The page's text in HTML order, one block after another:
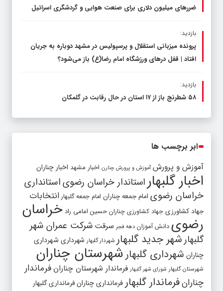
ضررهای میلیون دلاری برای صنعت هوایی و گردشگری اسرائیل
بازدید:
پرونده میزبانی استقلال و پرسپولیس در مشهد دوباره به جریان
افتاد | قفل در‌های ورزشگاه امام رضا(ع) باز می‌شود؟
بازدید:
۵۸ شطرنج‌ باز از ۱۷ استان در حال رقابت در گلمکان
ابر برچسب ها
آموزش و پرورش آموزش و پرورش چنارن اخبار مشهد اخبار چناران
اخبار گلبهار استاندار خراسان رضویاستانداری
خراسان رضوی امام جمعه چناران امام جمعه گلبهار انتخابات
جهاد کشاورزی جهاد کشاورزی چناران حسین امامی راد خراسان
رضوی دانش آموزان دهه فجر سرقت شرکت عمران شهر
گلبهارشهر جدید گلبهار شهردار گلبهار شهرداری شهرداری
چناران شهرداری گلبهار شهرستان چناران
شهرستان گلبهار شورای شهر گلبهار فرماندار شهرستان چناران فرماندار
چنارانفرماندار گلبهار فرمانداری چنارانفرمانداری گلبهار